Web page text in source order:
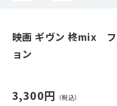
映画 ギヴン 柊mix フ
ョン
3,300円